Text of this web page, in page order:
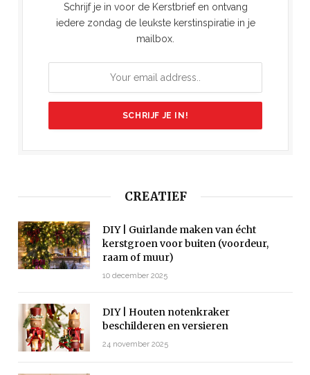
Schrijf je in voor de Kerstbrief en ontvang
iedere zondag de leukste kerstinspiratie in je
mailbox.
CREATIEF
DIY | Guirlande maken van écht
kerstgroen voor buiten (voordeur,
raam of muur)
10 december 2025
DIY | Houten notenkraker
beschilderen en versieren
24 november 2025